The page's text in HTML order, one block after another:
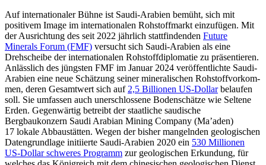
Auf internationaler Bühne ist Saudi-Arabien bemüht, sich mit
positivem Image im internationalen Rohstoffmarkt einzu­fügen. Mit
der Ausrichtung des seit 2022 jährlich stattfindenden Future
Minerals Forum (FMF) versucht sich Saudi-Arabien als eine
Drehscheibe der internationalen Rohstoffdiplomatie zu präsentieren.
An­läss­lich des jüngsten FMF im Januar 2024 ver­öffentlichte Saudi-
Arabien eine neue Schät­zung seiner mineralischen Rohstoffvorkom­
men, deren Gesamtwert sich auf 2,5 Billio­nen US-Dollarbelaufen
soll. Sie umfassen auch unerschlossene Bodenschätze wie Seltene
Erden. Gegen­wärtig betreibt der staatliche saudi­sche
Bergbaukonzern Saudi Arabian Mining Company (Ma’aden)
17 lokale Abbaustätten. Wegen der bisher mangelnden geologischen
Datengrundlage initiierte Saudi-Arabien 2020 ein 530 Mil­lionen
US-Dollar schweres Programm zur geologischen Erkundung, für